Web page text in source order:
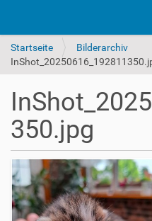
Startseite
Bilderarchiv
350.jpg